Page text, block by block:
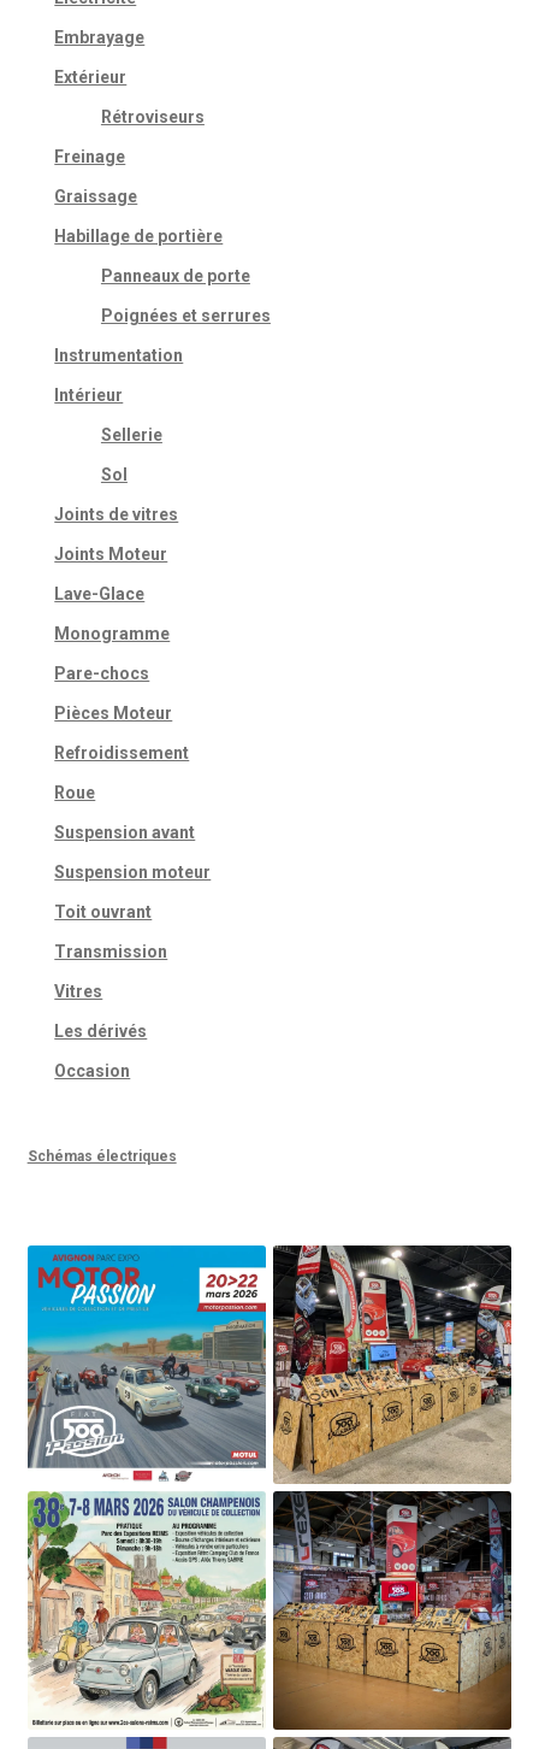
Embrayage
Extérieur
Rétroviseurs
Freinage
Graissage
Habillage de portière
Panneaux de porte
Poignées et serrures
Instrumentation
Intérieur
Sellerie
Sol
Joints de vitres
Joints Moteur
Lave-Glace
Monogramme
Pare-chocs
Pièces Moteur
Refroidissement
Roue
Suspension avant
Suspension moteur
Toit ouvrant
Transmission
Vitres
Les dérivés
Occasion
Schémas électriques